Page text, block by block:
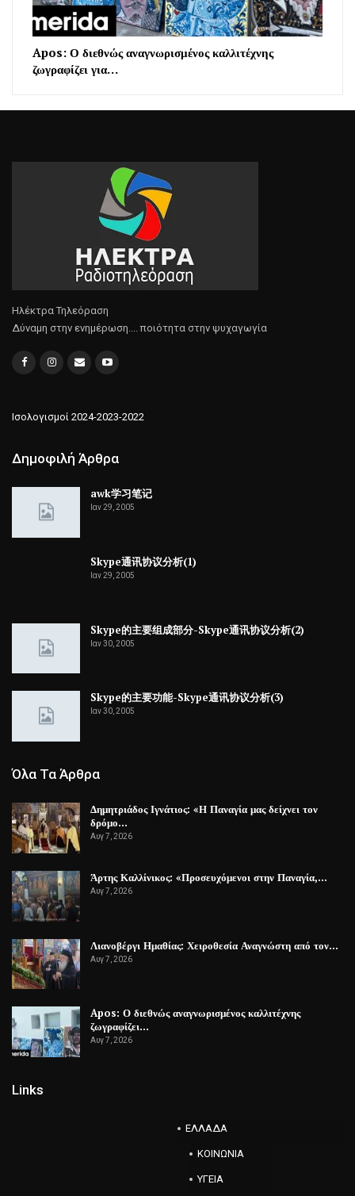
Apos: Ο διεθνώς αναγνωρισμένος καλλιτέχνης
ζωγραφίζει για…
Ηλέκτρα Τηλεόραση
Δύναμη στην ενημέρωση.... ποιότητα στην ψυχαγωγία
Ισολογισμοί 2024-2023-2022
Δημοφιλή Άρθρα
awk学习笔记
Ιαν 29, 2005
Skype通讯协议分析(1)
Ιαν 29, 2005
Skype的主要组成部分-Skype通讯协议分析(2)
Ιαν 30, 2005
Skype的主要功能-Skype通讯协议分析(3)
Ιαν 30, 2005
Όλα Τα Άρθρα
Δημητριάδος Ιγνάτιος: «Η Παναγία μας δείχνει τον
δρόμο…
Αυγ 7, 2026
Άρτης Καλλίνικος: «Προσευχόμενοι στην Παναγία,…
Αυγ 7, 2026
Λιανοβέργι Ημαθίας: Χειροθεσία Αναγνώστη από τον…
Αυγ 7, 2026
Apos: Ο διεθνώς αναγνωρισμένος καλλιτέχνης
ζωγραφίζει…
Αυγ 7, 2026
Links
ΕΛΛΑΔΑ
ΚΟΙΝΩΝΙΑ
ΥΓΕΙΑ